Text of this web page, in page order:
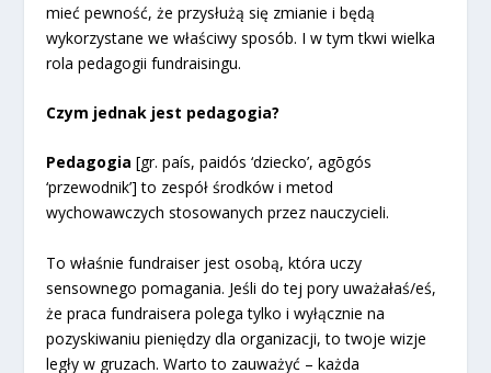
mieć pewność, że przysłużą się zmianie i będą
wykorzystane we właściwy sposób. I w tym tkwi wielka
rola pedagogii fundraisingu.
Czym jednak jest pedagogia?
Pedagogia [gr. país, paidós ‘dziecko’, agōgós
‘przewodnik’] to zespół środków i metod
wychowawczych stosowanych przez nauczycieli.
To właśnie fundraiser jest osobą, która uczy
sensownego pomagania. Jeśli do tej pory uważałaś/eś,
że praca fundraisera polega tylko i wyłącznie na
pozyskiwaniu pieniędzy dla organizacji, to twoje wizje
legły w gruzach. Warto to zauważyć – każda